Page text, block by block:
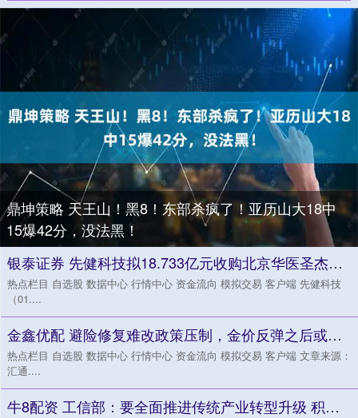
鼎坤策略 天王山！黑8！东部杀疯了！亚历山大18中
15爆42分，没法黑！
银泰证券 先健科技拟18.733亿元收购北京华医圣杰科技约96.46%股权
热点栏目 自选股 数据中心 行情中心 资金流向 模拟交易 客户端 先健科技
（01....
金鑫优配 避险修复难改政策压制，金价反弹之后或将陷入震荡调整
热点栏目 自选股 数据中心 行情中心 资金流向 模拟交易 客户端 文章来源：
汇通....
牛8配资 工信部：要全面推进传统产业转型升级 积极发展新兴产业